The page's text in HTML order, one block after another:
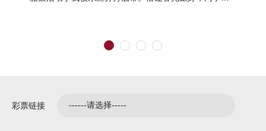
彩票链接